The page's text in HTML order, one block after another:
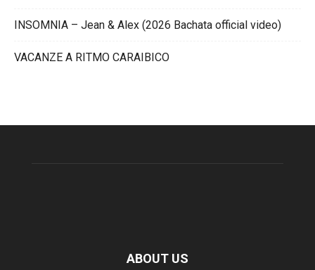
INSOMNIA – Jean & Alex (2026 Bachata official video)
VACANZE A RITMO CARAIBICO
ABOUT US